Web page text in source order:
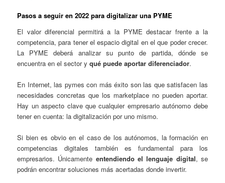
Pasos a seguir en 2022 para digitalizar una PYME
El valor diferencial permitirá a la PYME destacar frente a la
competencia, para tener el espacio digital en el que poder crecer.
La PYME deberá analizar su punto de partida, dónde se
encuentra en el sector yqué puede aportar diferenciador.
En Internet, las pymes con más éxito son las que satisfacen las
necesidades concretas que los marketplace no pueden aportar.
Hay un aspecto clave que cualquier empresario autónomo debe
tener en cuenta: la digitalización por uno mismo.
Si bien es obvio en el caso de los autónomos, la formación en
competencias digitales también es fundamental para los
empresarios. Únicamente entendiendo el lenguaje digital, se
podrán encontrar soluciones más acertadas donde invertir.